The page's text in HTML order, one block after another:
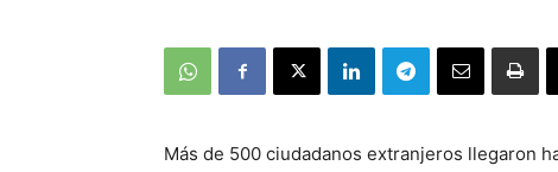
Más de 500 ciudadanos extranjeros llegaron